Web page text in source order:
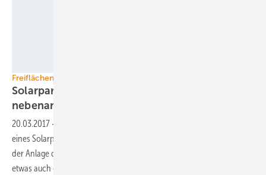
Freiflächenanlagen für Gewerbebetriebe
Solarpark liefert Strom fürs Betonwerk
nebenan
20.03.2017 -
eines Solarparks abgetrennt. Über eine Direktleitung liefert dieser Teil
der Anlage direkt Strom für ein Kies- und Betonwerk. In Zukunft soll so
etwas auch ohne Marktprämie wirtschaftlich